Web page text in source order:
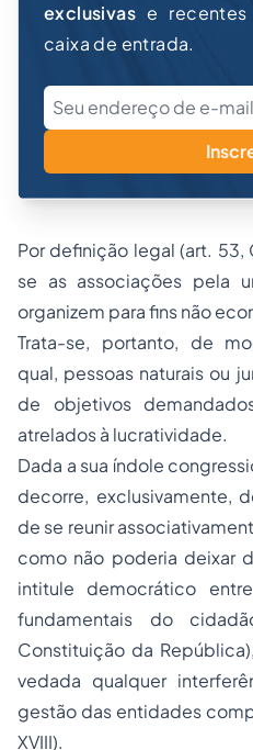
exclusivas e
caixa de entrada.
Por definição legal (art.
se as associações pela
organizem para fins não
Trata-se, portanto, de
qual, pessoas naturais ou
de objetivos
atrelados à lucratividade.
Dada a sua índole
decorre, exclusivamente,
de se reunir
como não poderia deixar
intitule democrático
fundamentais do
Constituição da
vedada qualquer
gestão das entidades
XVIII).